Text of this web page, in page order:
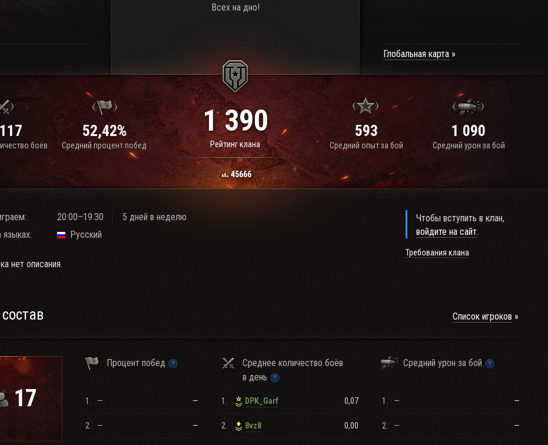
Всех на дно!
Глобальная карта
боёв
52,42%
Средний процент побед
1 390
Рейтинг клана
45666
593
Средний опыт за бой
1 090
Средний урон за бой
20:00–19:30
5 дней в неделю
Русский
нет описания.
Чтобы вступить в клан,
войдите на сайт.
Требования клана
Список игроков
17
Процент побед
Среднее количество боёв
в день
Средний урон за бой
1. — —
2. — —
1. DPK_Garf 0,07
2. 8vz8 0,00
1. — —
2. — —